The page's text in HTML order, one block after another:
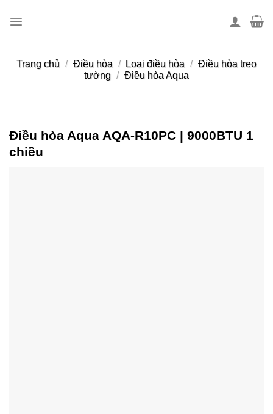
Trang chủ / Điều hòa / Loại điều hòa / Điều hòa treo
tường / Điều hòa Aqua
Điều hòa Aqua AQA-R10PC | 9000BTU 1
chiều